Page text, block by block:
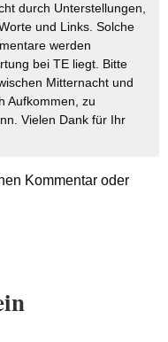
durch Unterstellungen,
und Links. Solche
werden
bei TE liegt. Bitte
Mitternacht und
Aufkommen, zu
Vielen Dank für Ihr
Kommentar oder